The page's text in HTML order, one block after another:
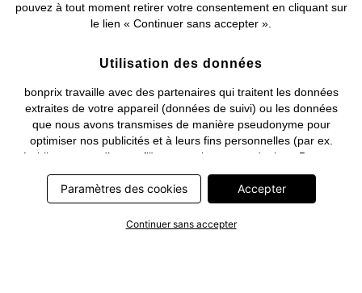
pouvez à tout moment retirer votre consentement en cliquant sur
le lien « Continuer sans accepter ».
Utilisation des données
bonprix travaille avec des partenaires qui traitent les données
extraites de votre appareil (données de suivi) ou les données
que nous avons transmises de manière pseudonyme pour
optimiser nos publicités et à leurs fins personnelles (par ex.
établissements d’un profil) ou pour le compte de tiers. Dans ce
cadre, non seulement la collecte des données de suivi ou la
transmission de vos données pseudonymisées mais également
le traitement ultérieur de ces données par ce prestataire
nécessitent un consentement. Les données de suivi seront alors
Paramètres des cookies Accepter
Continuer sans accepter